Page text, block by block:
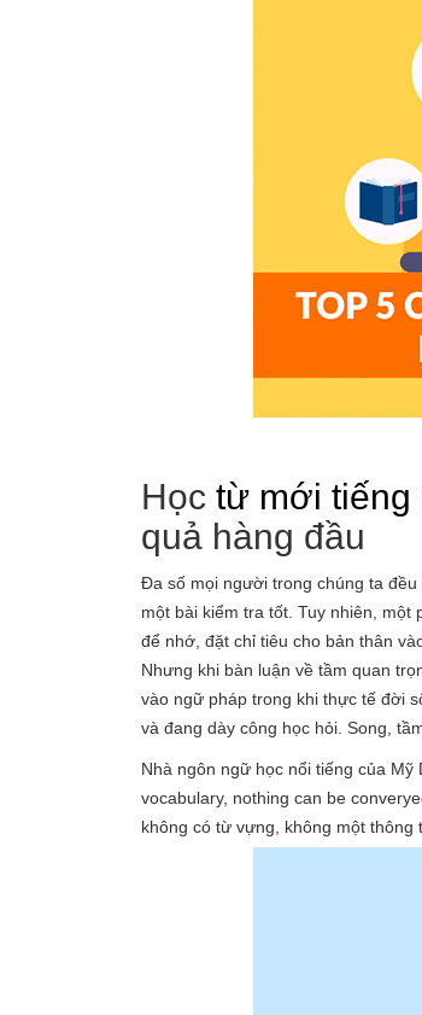
Học từ mới tiếng
quả hàng đầu
Đa số mọi người trong chúng ta
một bài kiểm tra tốt. Tuy nhiên,
để nhớ, đặt chỉ tiêu cho bản thân
Nhưng khi bàn luận về tầm quan
vào ngữ pháp trong khi thực tế đời
và đang dày công học hỏi. Song,
Nhà ngôn ngữ học nổi tiếng của Mỹ
vocabulary, nothing can be
không có từ vựng, không một thông